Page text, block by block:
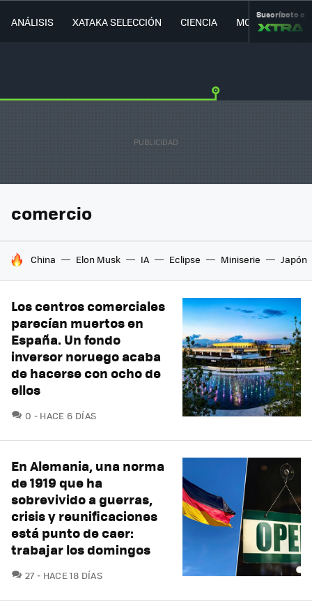
ANÁLISIS XATAKA SELECCIÓN CIENCIA MOVILIDAD
Suscríbete a
comercio
HOY SE HABLA DE
China Elon Musk IA Eclipse Miniserie Japón
Los centros comerciales
parecían muertos en
España. Un fondo
inversor noruego acaba
de hacerse con ocho de
ellos
0 COMENTARIOS
HACE 6 DÍAS
En Alemania, una norma
de 1919 que ha
sobrevivido a guerras,
crisis y reunificaciones
está punto de caer:
trabajar los domingos
27COMENTARIOS
HACE 18 DÍAS